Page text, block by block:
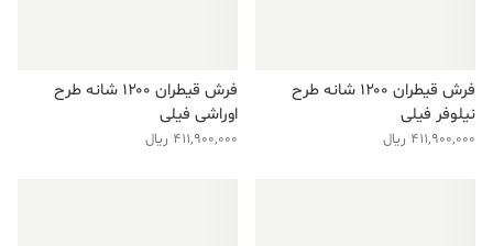
فرش قیطران ۱۲۰۰ شانه طرح
نیلوفر فیلی
411,900,000 ریال
فرش قیطران ۱۲۰۰ شانه طرح
اوراشی فیلی
411,900,000 ریال